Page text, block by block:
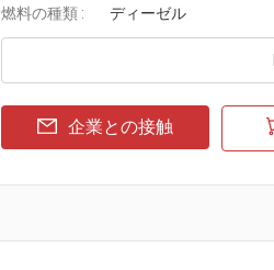
燃料の種類 :
ディーゼル
企業との接触